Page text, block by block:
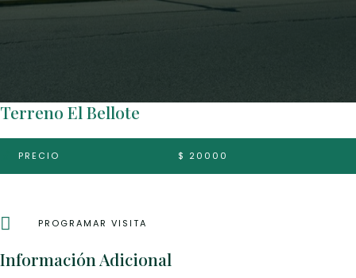
Terreno El Bellote
PRECIO $ 20000
PROGRAMAR VISITA
Información Adicional